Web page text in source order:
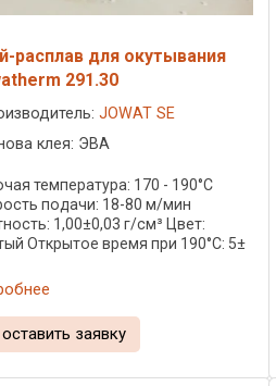
расплав для окутывания
291.30
JOWAT SE
клея: ЭВА
температура: 170 - 190°C
подачи: 18-80 м/мин
1,00±0,03 г/см³ Цвет:
Открытое время при 190°C: 5±
оставить заявку